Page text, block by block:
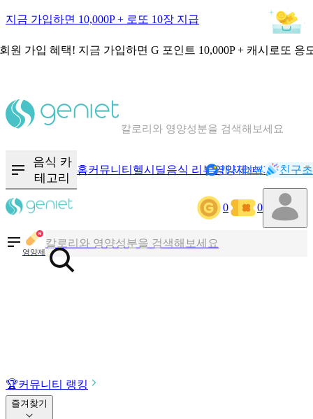
지금 가입하면 10,000P + 로또 10장 지급
원 가입 혜택! 지금 가입하면 G 포인트 10,000P + 캐시로또 응
칼로리와 영양성분을 검색해보세요
음식 카
테고리
홈커뮤니티 헬시딜음식 리뷰영양제NEW기록
캐시리뷰 친구
0 0
영양제
칼로리와 영양성분을 검색해보세요
혈당 · 다이어트 음식 검색해보세요
🏆커뮤니티 랭킹
즐겨찾기